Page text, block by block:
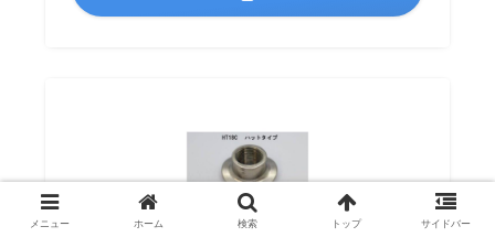
メニュー ホーム 検索 トップ サイドバー